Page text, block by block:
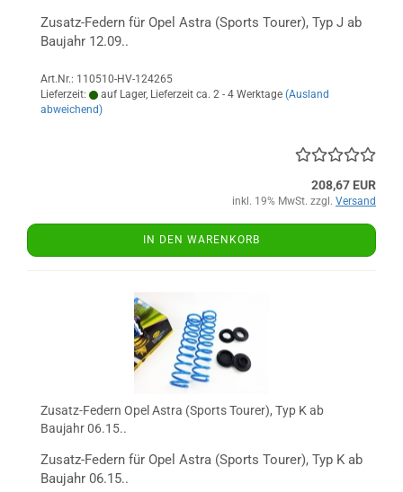
Zusatz-Federn für Opel Astra (Sports Tourer), Typ J ab
Baujahr 12.09..
Art.Nr.: 110510-HV-124265
Lieferzeit:
auf Lager, Lieferzeit ca. 2 - 4 Werktage (Ausland
abweichend)
208,67 EUR
inkl. 19% MwSt. zzgl. Versand
IN DEN WARENKORB
Zusatz-Federn Opel Astra (Sports Tourer), Typ K ab
Baujahr 06.15..
Zusatz-Federn für Opel Astra (Sports Tourer), Typ K ab
Baujahr 06.15..